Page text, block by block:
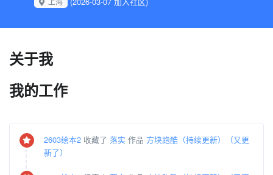
关于我
我的工作
2603绘本2 收藏了 落实 作品 方块跑酷（持续更新）（又更
新了）